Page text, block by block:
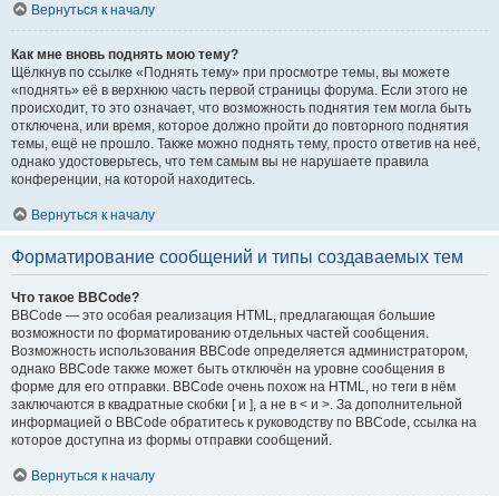
Вернуться к началу
Как мне вновь поднять мою тему?
Щёлкнув по ссылке «Поднять тему» при просмотре темы, вы можете
«поднять» её в верхнюю часть первой страницы форума. Если этого не
происходит, то это означает, что возможность поднятия тем могла быть
отключена, или время, которое должно пройти до повторного поднятия
темы, ещё не прошло. Также можно поднять тему, просто ответив на неё,
однако удостоверьтесь, что тем самым вы не нарушаете правила
конференции, на которой находитесь.
Вернуться к началу
Форматирование сообщений и типы создаваемых тем
Что такое BBCode?
BBCode — это особая реализация HTML, предлагающая большие
возможности по форматированию отдельных частей сообщения.
Возможность использования BBCode определяется администратором,
однако BBCode также может быть отключён на уровне сообщения в
форме для его отправки. BBCode очень похож на HTML, но теги в нём
заключаются в квадратные скобки [ и ], а не в < и >. За дополнительной
информацией о BBCode обратитесь к руководству по BBCode, ссылка на
которое доступна из формы отправки сообщений.
Вернуться к началу